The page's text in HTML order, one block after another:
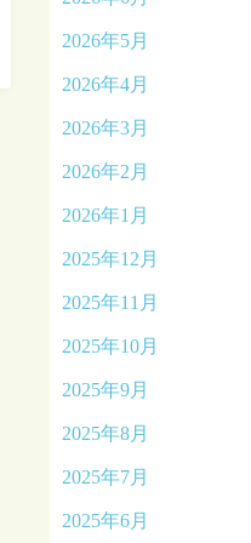
2026年5月
2026年4月
2026年3月
2026年2月
2026年1月
2025年12月
2025年11月
2025年10月
2025年9月
2025年8月
2025年7月
2025年6月